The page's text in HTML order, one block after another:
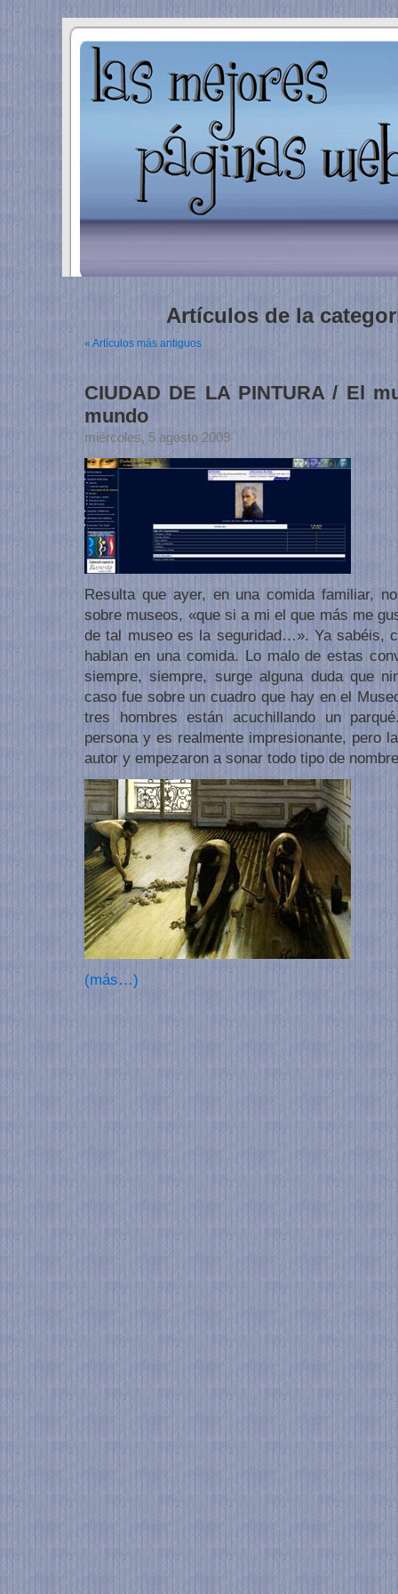
Artículos de la
« Artículos más antiguos
CIUDAD DE LA PINTURA / El
mundo
miércoles, 5 agosto 2009
Resulta que ayer, en una comida familiar,
sobre museos, «que si a mi el que más me
de tal museo es la seguridad…». Ya sabéis,
hablan en una comida. Lo malo de estas
siempre, siempre, surge alguna duda que
caso fue sobre un cuadro que hay en el
tres hombres están acuchillando un
persona y es realmente impresionante, pero
autor y empezaron a sonar todo tipo de
(más…)